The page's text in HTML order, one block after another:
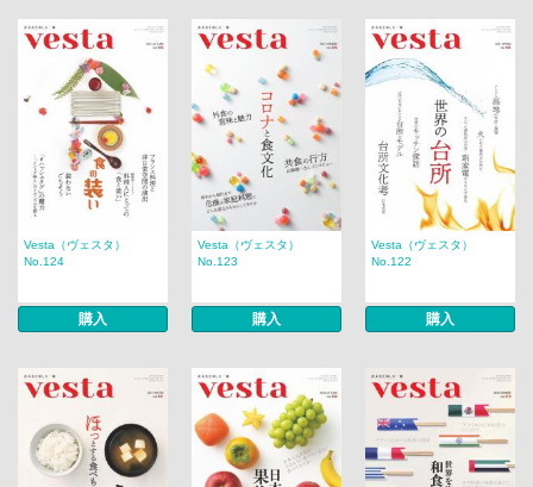
Vesta（ヴェスタ）
No.124
購入
Vesta（ヴェスタ）
No.123
購入
Vesta（ヴェスタ）
No.122
購入